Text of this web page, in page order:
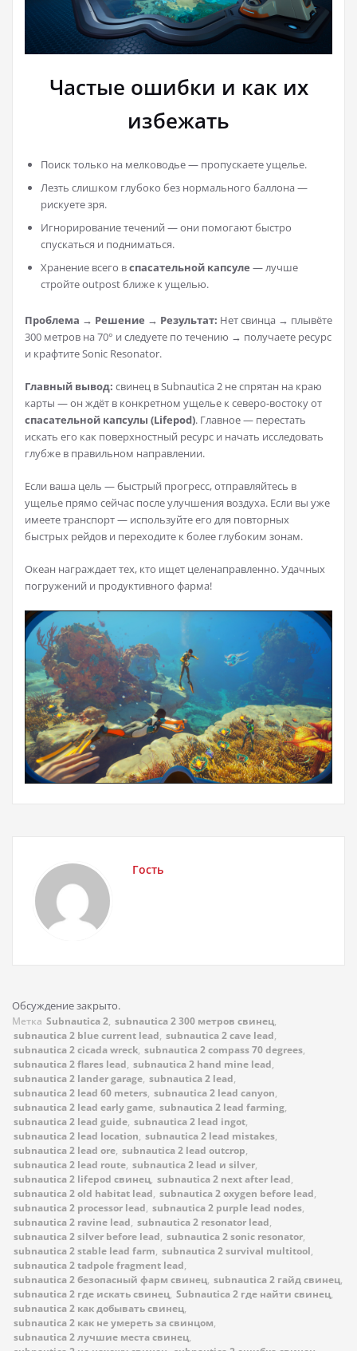
Частые ошибки и как их
избежать
Поиск только на мелководье — пропускаете ущелье.
Лезть слишком глубоко без нормального баллона —
рискуете зря.
Игнорирование течений — они помогают быстро
спускаться и подниматься.
Хранение всего вспасательной капсуле — лучше
стройте outpost ближе к ущелью.
Проблема → Решение → Результат: Нет свинца → плывёте
300 метров на 70° и следуете по течению → получаете ресурс
и крафтите Sonic Resonator.
Главный вывод: свинец в Subnautica 2 не спрятан на краю
карты — он ждёт в конкретном ущелье к северо-востоку от
спасательной капсулы (Lifepod). Главное — перестать
искать его как поверхностный ресурс и начать исследовать
глубже в правильном направлении.
Если ваша цель — быстрый прогресс, отправляйтесь в
ущелье прямо сейчас после улучшения воздуха. Если вы уже
имеете транспорт — используйте его для повторных
быстрых рейдов и переходите к более глубоким зонам.
Океан награждает тех, кто ищет целенаправленно. Удачных
погружений и продуктивного фарма!
Гость
Обсуждение закрыто.
Метка Subnautica 2, subnautica 2 300 метров свинец,
subnautica 2 blue current lead, subnautica 2 cave lead,
subnautica 2 cicada wreck, subnautica 2 compass 70 degrees,
subnautica 2 flares lead, subnautica 2 hand mine lead,
subnautica 2 lander garage, subnautica 2 lead,
subnautica 2 lead 60 meters, subnautica 2 lead canyon,
subnautica 2 lead early game, subnautica 2 lead farming,
subnautica 2 lead guide, subnautica 2 lead ingot,
subnautica 2 lead location, subnautica 2 lead mistakes,
subnautica 2 lead ore, subnautica 2 lead outcrop,
subnautica 2 lead route, subnautica 2 lead и silver,
subnautica 2 lifepod свинец, subnautica 2 next after lead,
subnautica 2 old habitat lead, subnautica 2 oxygen before lead,
subnautica 2 processor lead, subnautica 2 purple lead nodes,
subnautica 2 ravine lead, subnautica 2 resonator lead,
subnautica 2 silver before lead, subnautica 2 sonic resonator,
subnautica 2 stable lead farm, subnautica 2 survival multitool,
subnautica 2 tadpole fragment lead,
subnautica 2 безопасный фарм свинец, subnautica 2 гайд свинец,
subnautica 2 где искать свинец, Subnautica 2 где найти свинец,
subnautica 2 как добывать свинец,
subnautica 2 как не умереть за свинцом,
subnautica 2 лучшие места свинец,